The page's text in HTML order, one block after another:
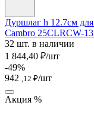
Дуршлаг h 12.7см
Cambro 25CLRCW-
32 шт. в наличии
1 844,40 ₽/шт
-49%
942 ,12 ₽/шт
Акция %